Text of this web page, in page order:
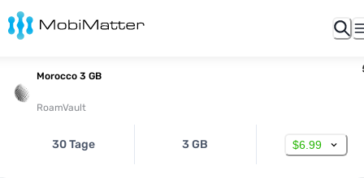
Morocco 3 GB
RoamVault
30 Tage 3 GB $6.99